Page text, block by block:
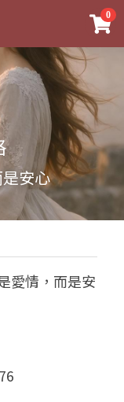
0
安心
愛情，而是安
×